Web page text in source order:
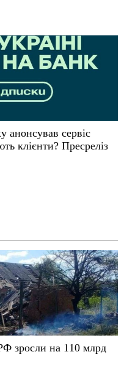
сервіс
клієнти? Пресреліз
зросли на 110 млрд